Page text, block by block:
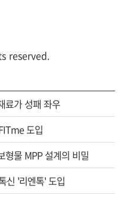
reserved.
료가 성패 좌우
도입
형물 MPP 설계의 비밀
신 '리엔톡' 도입